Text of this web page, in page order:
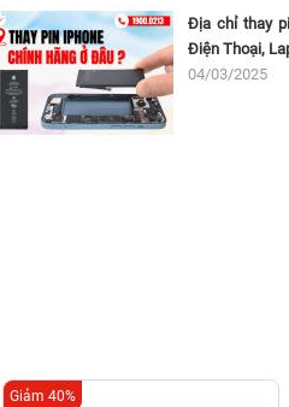
Địa chỉ thay
Điện Thoại,
04/03/2025
Giảm 40%